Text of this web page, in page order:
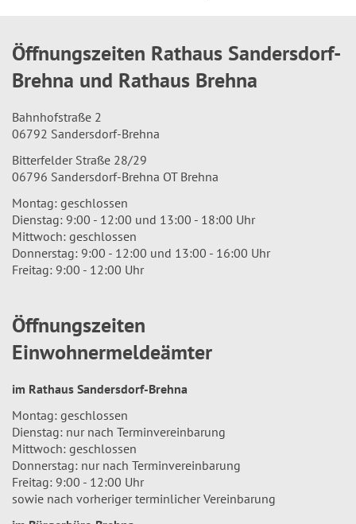
Öffnungszeiten Rathaus Sandersdorf-
Brehna und Rathaus Brehna
Bahnhofstraße 2
06792 Sandersdorf-Brehna
Bitterfelder Straße 28/29
06796 Sandersdorf-Brehna OT Brehna
Montag: geschlossen
Dienstag: 9:00 - 12:00 und 13:00 - 18:00 Uhr
Mittwoch: geschlossen
Donnerstag: 9:00 - 12:00 und 13:00 - 16:00 Uhr
Freitag: 9:00 - 12:00 Uhr
Öffnungszeiten
Einwohnermeldeämter
im Rathaus Sandersdorf-Brehna
Montag: geschlossen
Dienstag: nur nach Terminvereinbarung
Mittwoch: geschlossen
Donnerstag: nur nach Terminvereinbarung
Freitag: 9:00 - 12:00 Uhr
sowie nach vorheriger terminlicher Vereinbarung